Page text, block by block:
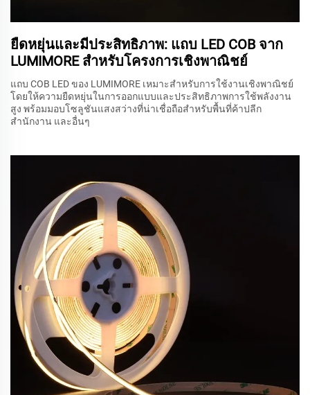
ยืดหยุ่นและมีประสิทธิภาพ: แถบ LED COB จาก
LUMIMORE สำหรับโครงการเชิงพาณิชย์
แถบ COB LED ของ LUMIMORE เหมาะสำหรับการใช้งานเชิงพาณิชย์
โดยให้ความยืดหยุ่นในการออกแบบและประสิทธิภาพการใช้พลังงาน
สูง พร้อมมอบโซลูชันแสงสว่างที่น่าเชื่อถือสำหรับพื้นที่ค้าปลีก
สำนักงาน และอื่นๆ